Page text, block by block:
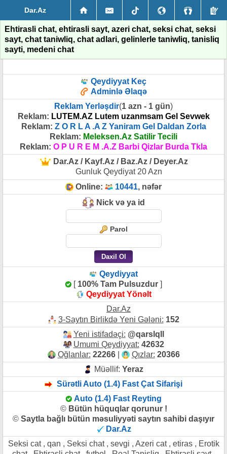
Dar.Az
Ehtirasli chat, ehtirasli sayt, azeri chat, seksi chat, seksi
sayt, chat taniwliq, chat adlari, gelinlerle taniwliq, tanisliq
sayti, medeni chat
Qeydiyyat Keç
Adminlə Əlaqə
Reklam Yerləşdir(1 azn - 1 gün)
Reklam: LUTEM.AZ Lutem uzanmsam Gel Sevwek
Reklam: Z O R L A .A Z Yaniram Gel Daldan Zorla
Reklam: Meleksen.Az Satilir Tecili
Reklam: O P U R E M .A.Z Barbi Qizlar Burda Tkla
Dar.Az / Kayf.Az / Baz.Az / Deyer.Az
Gunluk Qeydiyat 20 Azn
Online:
10441, nəfər
Nick və ya id
Parol
Qeydiyyat
[ 100% Tam Pulsuzdur ]
Qeydiyyat Yönəlt
Dar.Az
3-Saytın Birlikdə Yeni Gələni: 152
Yeni istifadəçi: @qarslqll
Umumi Qeydiyyat: 42632
Oğlanlar: 22266| Qızlar: 20366
Müəllif: Yeraz
Sürətli Auto (1.4) Fast Çat Sifarişi
Auto (1.4) Fast Reyting
© Bütün hüquqlar qorunur !
© Saytla bağlı bütün məsuliyyəti saytın sahibi daşıyır
Dar.Az
Seksi cat , qan , Seksi chat , sevgi , Azeri cat , etiras , Erotik